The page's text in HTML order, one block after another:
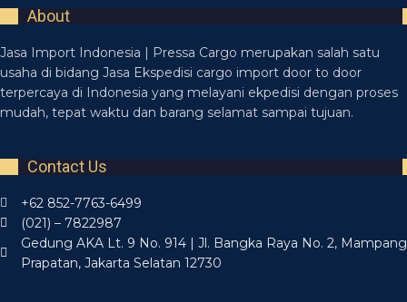
About
Jasa Import Indonesia | Pressa Cargo merupakan salah satu
usaha di bidang Jasa Ekspedisi cargo import door to door
terpercaya di Indonesia yang melayani ekpedisi dengan proses
mudah, tepat waktu dan barang selamat sampai tujuan.
Contact Us
+62 852-7763-6499
(021) – 7822987
Gedung AKA Lt. 9 No. 914 | Jl. Bangka Raya No. 2, Mampang
Prapatan, Jakarta Selatan 12730